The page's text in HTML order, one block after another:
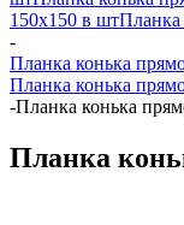
150x150 в штПланка
-
Планка конька
Планка конька
-Планка конька
Планка